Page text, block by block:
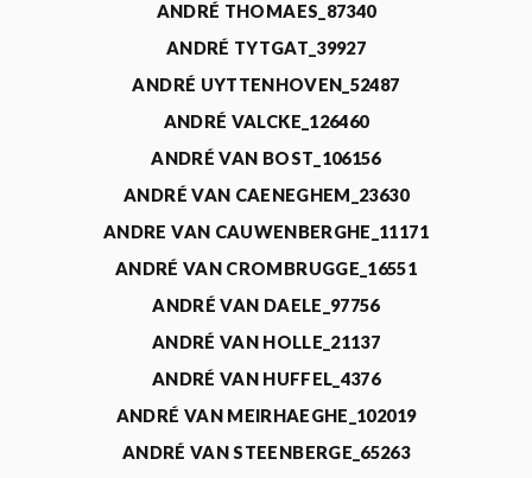
ANDRÉ THOMAES_87340
ANDRÉ TYTGAT_39927
ANDRÉ UYTTENHOVEN_52487
ANDRÉ VALCKE_126460
ANDRÉ VAN BOST_106156
ANDRÉ VAN CAENEGHEM_23630
ANDRE VAN CAUWENBERGHE_11171
ANDRÉ VAN CROMBRUGGE_16551
ANDRÉ VAN DAELE_97756
ANDRÉ VAN HOLLE_21137
ANDRÉ VAN HUFFEL_4376
ANDRÉ VAN MEIRHAEGHE_102019
ANDRÉ VAN STEENBERGE_65263